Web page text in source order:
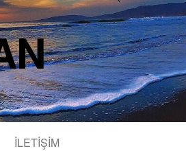
İLETİŞİM